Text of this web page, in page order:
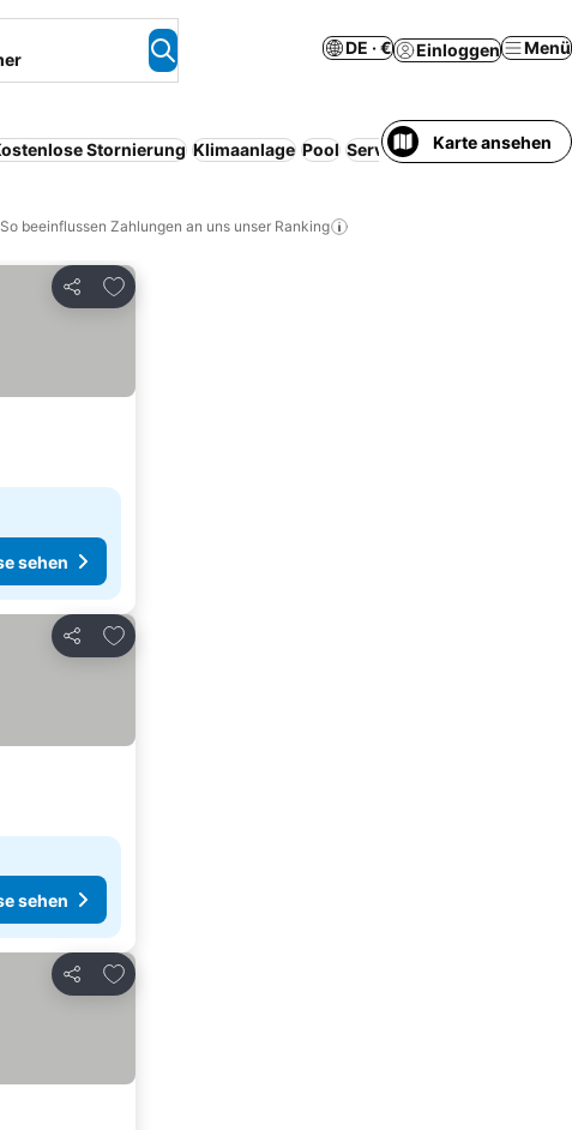
DE · € Einloggen Menü
Stornierung Klimaanlage Pool Serviced apartment
Karte ansehen
So beeinflussen Zahlungen an uns unser Ranking
Teilen
Zu Favoriten hinzufügen
sehen
Teilen
Zu Favoriten hinzufügen
sehen
Teilen
Zu Favoriten hinzufügen